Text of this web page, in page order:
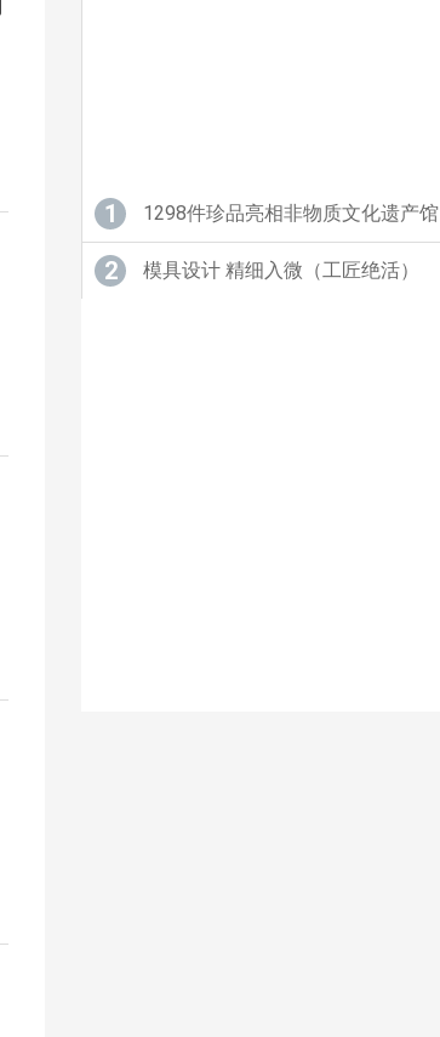
1 1298件珍品亮相非物质文化遗产馆
2 模具设计 精细入微（工匠绝活）